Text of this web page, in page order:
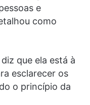
e
como
que ela está à
esclarecer os
o princípio da